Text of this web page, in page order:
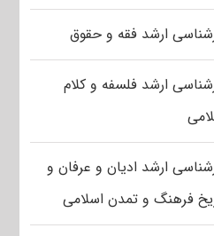
ارشد فقه و حقوق
ارشد فلسفه و کلام
ارشد ادیان و عرفان و
فرهنگ و تمدن اسلامی